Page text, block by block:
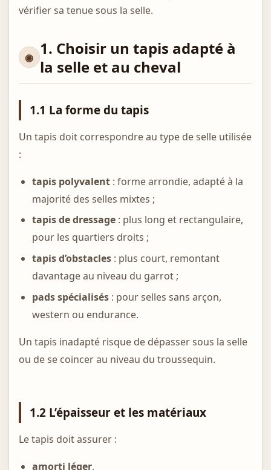
vérifier sa tenue sous la selle.
1. Choisir un tapis adapté à
la selle et au cheval
1.1 La forme du tapis
Un tapis doit correspondre au type de selle utilisée
:
tapis polyvalent: forme arrondie, adapté à la
majorité des selles mixtes ;
tapis de dressage: plus long et rectangulaire,
pour les quartiers droits ;
tapis d’obstacles: plus court, remontant
davantage au niveau du garrot ;
pads spécialisés: pour selles sans arçon,
western ou endurance.
Un tapis inadapté risque de dépasser sous la selle
ou de se coincer au niveau du troussequin.
1.2 L’épaisseur et les matériaux
Le tapis doit assurer :
amorti léger,